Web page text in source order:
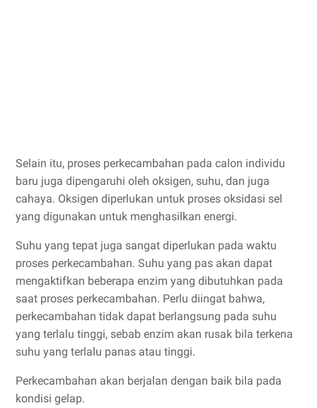
Selain itu, proses perkecambahan pada calon individu
baru juga dipengaruhi oleh oksigen, suhu, dan juga
cahaya. Oksigen diperlukan untuk proses oksidasi sel
yang digunakan untuk menghasilkan energi.
Suhu yang tepat juga sangat diperlukan pada waktu
proses perkecambahan. Suhu yang pas akan dapat
mengaktifkan beberapa enzim yang dibutuhkan pada
saat proses perkecambahan. Perlu diingat bahwa,
perkecambahan tidak dapat berlangsung pada suhu
yang terlalu tinggi, sebab enzim akan rusak bila terkena
suhu yang terlalu panas atau tinggi.
Perkecambahan akan berjalan dengan baik bila pada
kondisi gelap.